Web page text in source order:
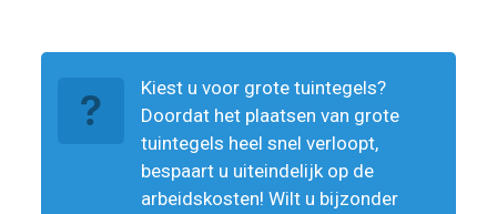
Kiest u voor grote tuintegels?
Doordat het plaatsen van grote
tuintegels heel snel verloopt,
bespaart u uiteindelijk op de
arbeidskosten! Wilt u bijzonder